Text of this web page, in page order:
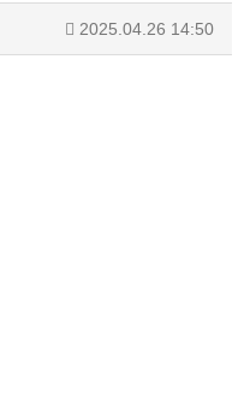
2025.04.26 14:50